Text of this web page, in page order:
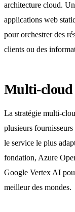
architecture cloud.
applications web
pour orchestrer des
clients ou des
Multi-cloud
La stratégie multi-
plusieurs
le service le plus
fondation, Azure
Google Vertex AI
meilleur des mondes.